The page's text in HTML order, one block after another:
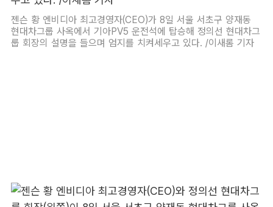
젠슨 황 엔비디아 최고경영자(CEO)가 8일 서울 서초구 양재동
현대차그룹 사옥에서 기아PV5 운전석에 탑승해 정의선 현대차그
룹 회장의 설명을 들으며 엄지를 치켜세우고 있다. /이새롬 기자